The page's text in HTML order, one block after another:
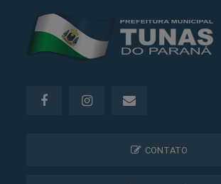
CONTATO